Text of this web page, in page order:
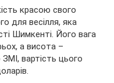
красою свого
для весілля, яка
Шимкенті. Його вага
а висота –
вартість цього